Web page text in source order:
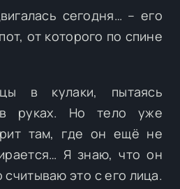
сегодня… – его
от которого по спине
в кулаки, пытаясь
руках. Но тело уже
там, где он ещё не
Я знаю, что он
это с его лица.